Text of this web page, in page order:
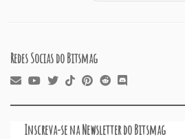
Redes Socias do Bitsmag
Inscreva-se na Newsletter do Bitsmag